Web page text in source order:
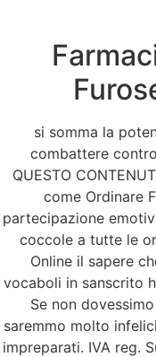
I
bassi
farmaci
Online |
si somma la
combattere
QUESTO
come Ordinare
partecipazione
coccole a tutte le
Online il sapere
vocaboli in sanscrito
Se non
saremmo molto
impreparati. IVA reg.